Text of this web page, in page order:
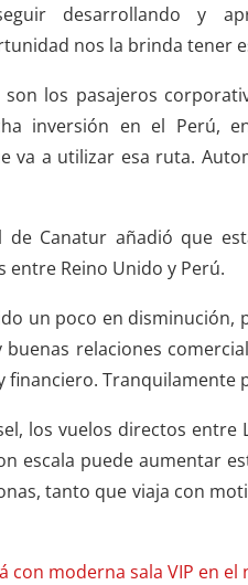
desarrollando y
nos la brinda tener
los pasajeros
inversión en el Perú,
va a utilizar esa ruta.
de Canatur añadió que
entre Reino Unido y Perú.
un poco en disminución,
relaciones
financiero. Tranquilamente
los vuelos directos
escala puede aumentar
tanto que viaja con
con moderna sala VIP en